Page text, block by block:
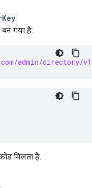
गया है:
admin/directory/v1/
मिलता है.